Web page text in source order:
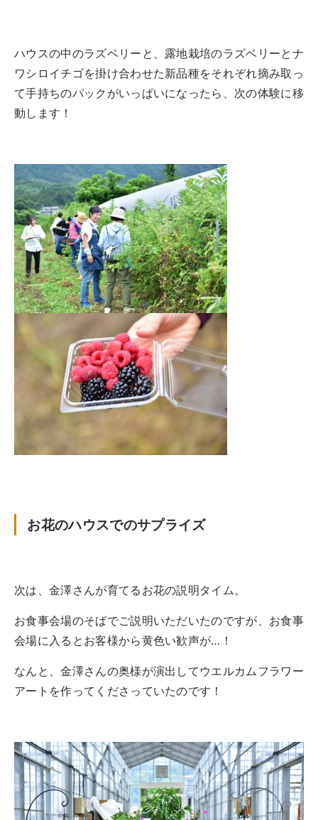
ハウスの中のラズベリーと、露地栽培のラズベリーとナ
ワシロイチゴを掛け合わせた新品種をそれぞれ摘み取っ
て手持ちのパックがいっぱいになったら、次の体験に移
動します！
お花のハウスでのサプライズ
次は、金澤さんが育てるお花の説明タイム。
お食事会場のそばでご説明いただいたのですが、お食事
会場に入るとお客様から黄色い歓声が…！
なんと、金澤さんの奥様が演出してウエルカムフラワー
アートを作ってくださっていたのです！